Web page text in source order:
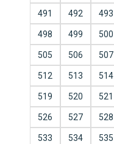
491 492 493
498 499 500
505 506 507
512 513 514
519 520 521
526 527 528
533 534 535